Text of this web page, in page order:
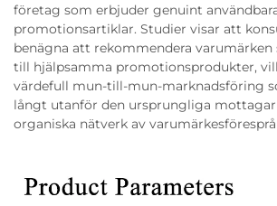
företag som erbjuder genuint
promotionsartiklar. Studier visar att
benägna att rekommendera varumärken
till hjälpsamma promotionsprodukter,
värdefull mun-till-mun-marknadsföring
långt utanför den ursprungliga
organiska nätverk av